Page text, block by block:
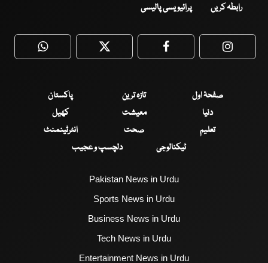
رابطہ کریں پرائیویسی پالیسی
WhatsApp Twitter Facebook
صفحۂ اول تازہ ترین
پاکستان
دنیا
معیشت
کھیل
تعلیم
صحت
انٹرٹینمنٹ
ٹیکنالوجی
دلچسپ و عجیب
Pakistan News in Urdu
Sports News in Urdu
Business News in Urdu
Tech News in Urdu
Entertainment News in Urdu